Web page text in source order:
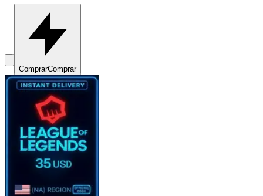
ComprarComprar